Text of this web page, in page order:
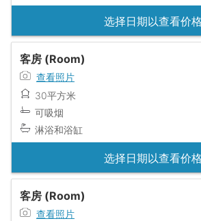
选择日期以查看价格
客房 (Room)
查看照片
30平方米
可吸烟
淋浴和浴缸
选择日期以查看价格
客房 (Room)
查看照片